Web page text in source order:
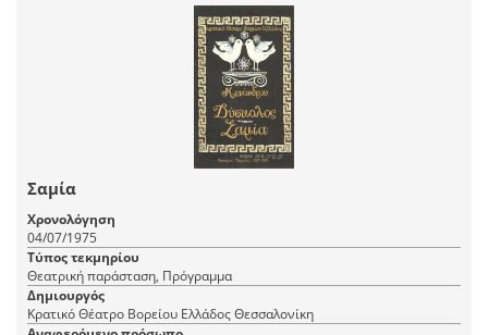
Σαμία
Χρονολόγηση
04/07/1975
Τύπος τεκμηρίου
Θεατρική παράσταση, Πρόγραμμα
Δημιουργός
Κρατικό Θέατρο Βορείου Ελλάδος Θεσσαλονίκη